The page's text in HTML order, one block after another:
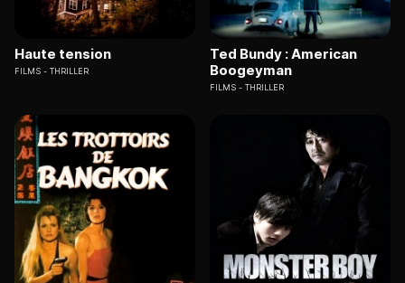
Haute tension
FILMS THRILLER
Ted Bundy : American
Boogeyman
FILMS THRILLER